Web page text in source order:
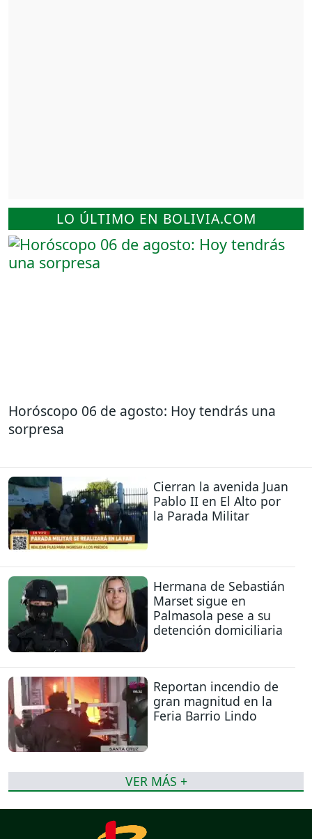
LO ÚLTIMO EN BOLIVIA.COM
Horóscopo 06 de agosto: Hoy tendrás una
sorpresa
Cierran la avenida Juan
Pablo II en El Alto por
la Parada Militar
Hermana de Sebastián
Marset sigue en
Palmasola pese a su
detención domiciliaria
Reportan incendio de
gran magnitud en la
Feria Barrio Lindo
VER MÁS +